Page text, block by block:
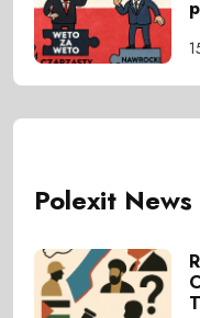
Polexit News